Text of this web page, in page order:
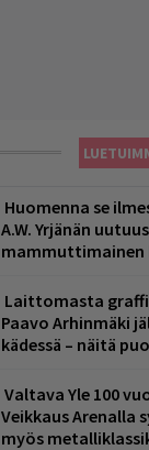
Huomenna se
A.W. Yrjänän
mammuttimainen
Laittomasta
Paavo Arhinmäki
kädessä – näitä
Valtava Yle 100
Veikkaus Arenalla
myös